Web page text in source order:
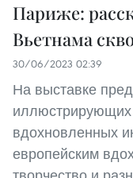
Париже:
Вьетнама
30/06/2023 02:39
На выставке
иллюстрирующих
вдохновленных
европейским